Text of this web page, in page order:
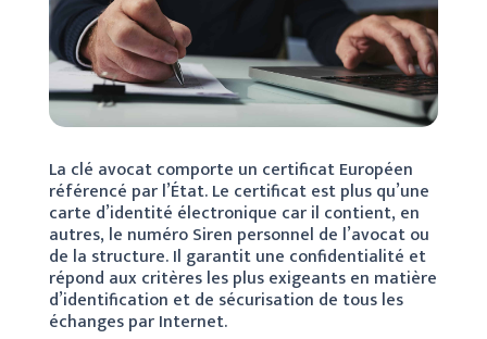
La clé avocat comporte un certificat Européen
référencé par l’État. Le certificat est plus qu’une
carte d’identité électronique car il contient, en
autres, le numéro Siren personnel de l’avocat ou
de la structure. Il garantit une confidentialité et
répond aux critères les plus exigeants en matière
d’identification et de sécurisation de tous les
échanges par Internet.